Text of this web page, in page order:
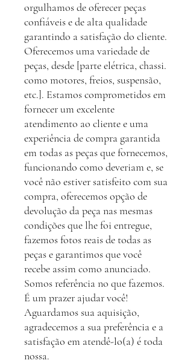
orgulhamos de oferecer peças
confiáveis e de alta qualidade
garantindo a satisfação do cliente.
Oferecemos uma variedade de
peças, desde [parte elétrica, chassi.
como motores, freios, suspensão,
etc.]. Estamos comprometidos em
fornecer um excelente
atendimento ao cliente e uma
experiência de compra garantida
em todas as peças que fornecemos,
funcionando como deveriam e, se
você não estiver satisfeito com sua
compra, oferecemos opção de
devolução da peça nas mesmas
condições que lhe foi entregue,
fazemos fotos reais de todas as
peças e garantimos que você
recebe assim como anunciado.
Somos referência no que fazemos.
É um prazer ajudar você!
Aguardamos sua aquisição,
agradecemos a sua preferência e a
satisfação em atendê-lo(a) é toda
nossa.